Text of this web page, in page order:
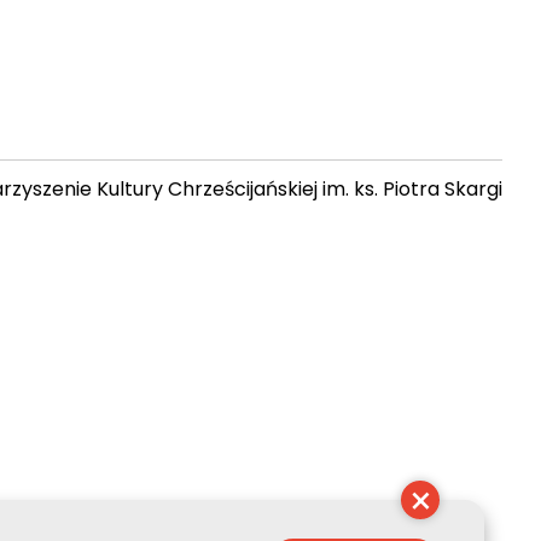
Kultury Chrześcijańskiej im. ks. Piotra Skargi
×